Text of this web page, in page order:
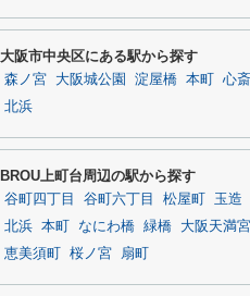
大阪市中央区にある駅から探す
森ノ宮 大阪城公園 淀屋橋 本町 心
北浜
BROU上町台周辺の駅から探す
谷町四丁目 谷町六丁目 松屋町 玉造
北浜 本町 なにわ橋 緑橋 大阪天満宮
恵美須町
桜ノ宮 扇町